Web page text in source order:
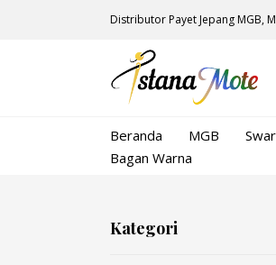
Distributor Payet Jepang MGB,
Beranda MGB
Bagan Warna
Kategori